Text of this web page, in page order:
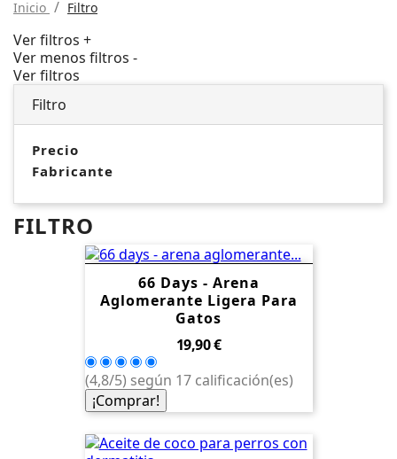
Inicio Filtro
Ver filtros +
Ver menos filtros -
Ver filtros
Filtro
Precio
Fabricante
FILTRO
66 Days - Arena
Aglomerante Ligera Para
Gatos
Precio
19,90 €
(4,8/5) según 17 calificación(es)
¡Comprar!